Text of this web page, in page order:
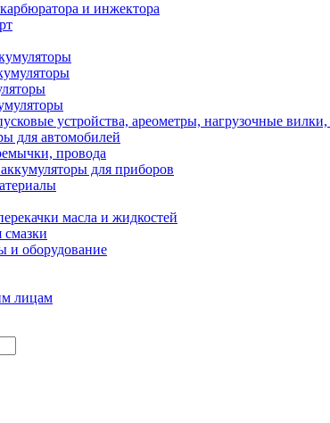
и инжектора
устройства, ареометры, нагрузочные вилки,
для автомобилей
провода
для приборов
масла и жидкостей
и оборудование
лицам